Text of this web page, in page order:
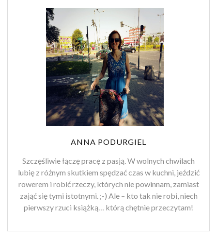
ANNA PODURGIEL
Szczęśliwie łączę pracę z pasją. W wolnych chwilach
lubię z różnym skutkiem spędzać czas w kuchni, jeździć
rowerem i robić rzeczy, których nie powinnam, zamiast
zająć się tymi istotnymi. ;-) Ale – kto tak nie robi, niech
pierwszy rzuci książką… którą chętnie przeczytam!